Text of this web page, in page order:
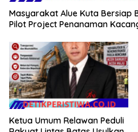
Masyarakat Alue Kuta Bersiap
Pilot Project Penanaman
Ketua Umum Relawan Peduli